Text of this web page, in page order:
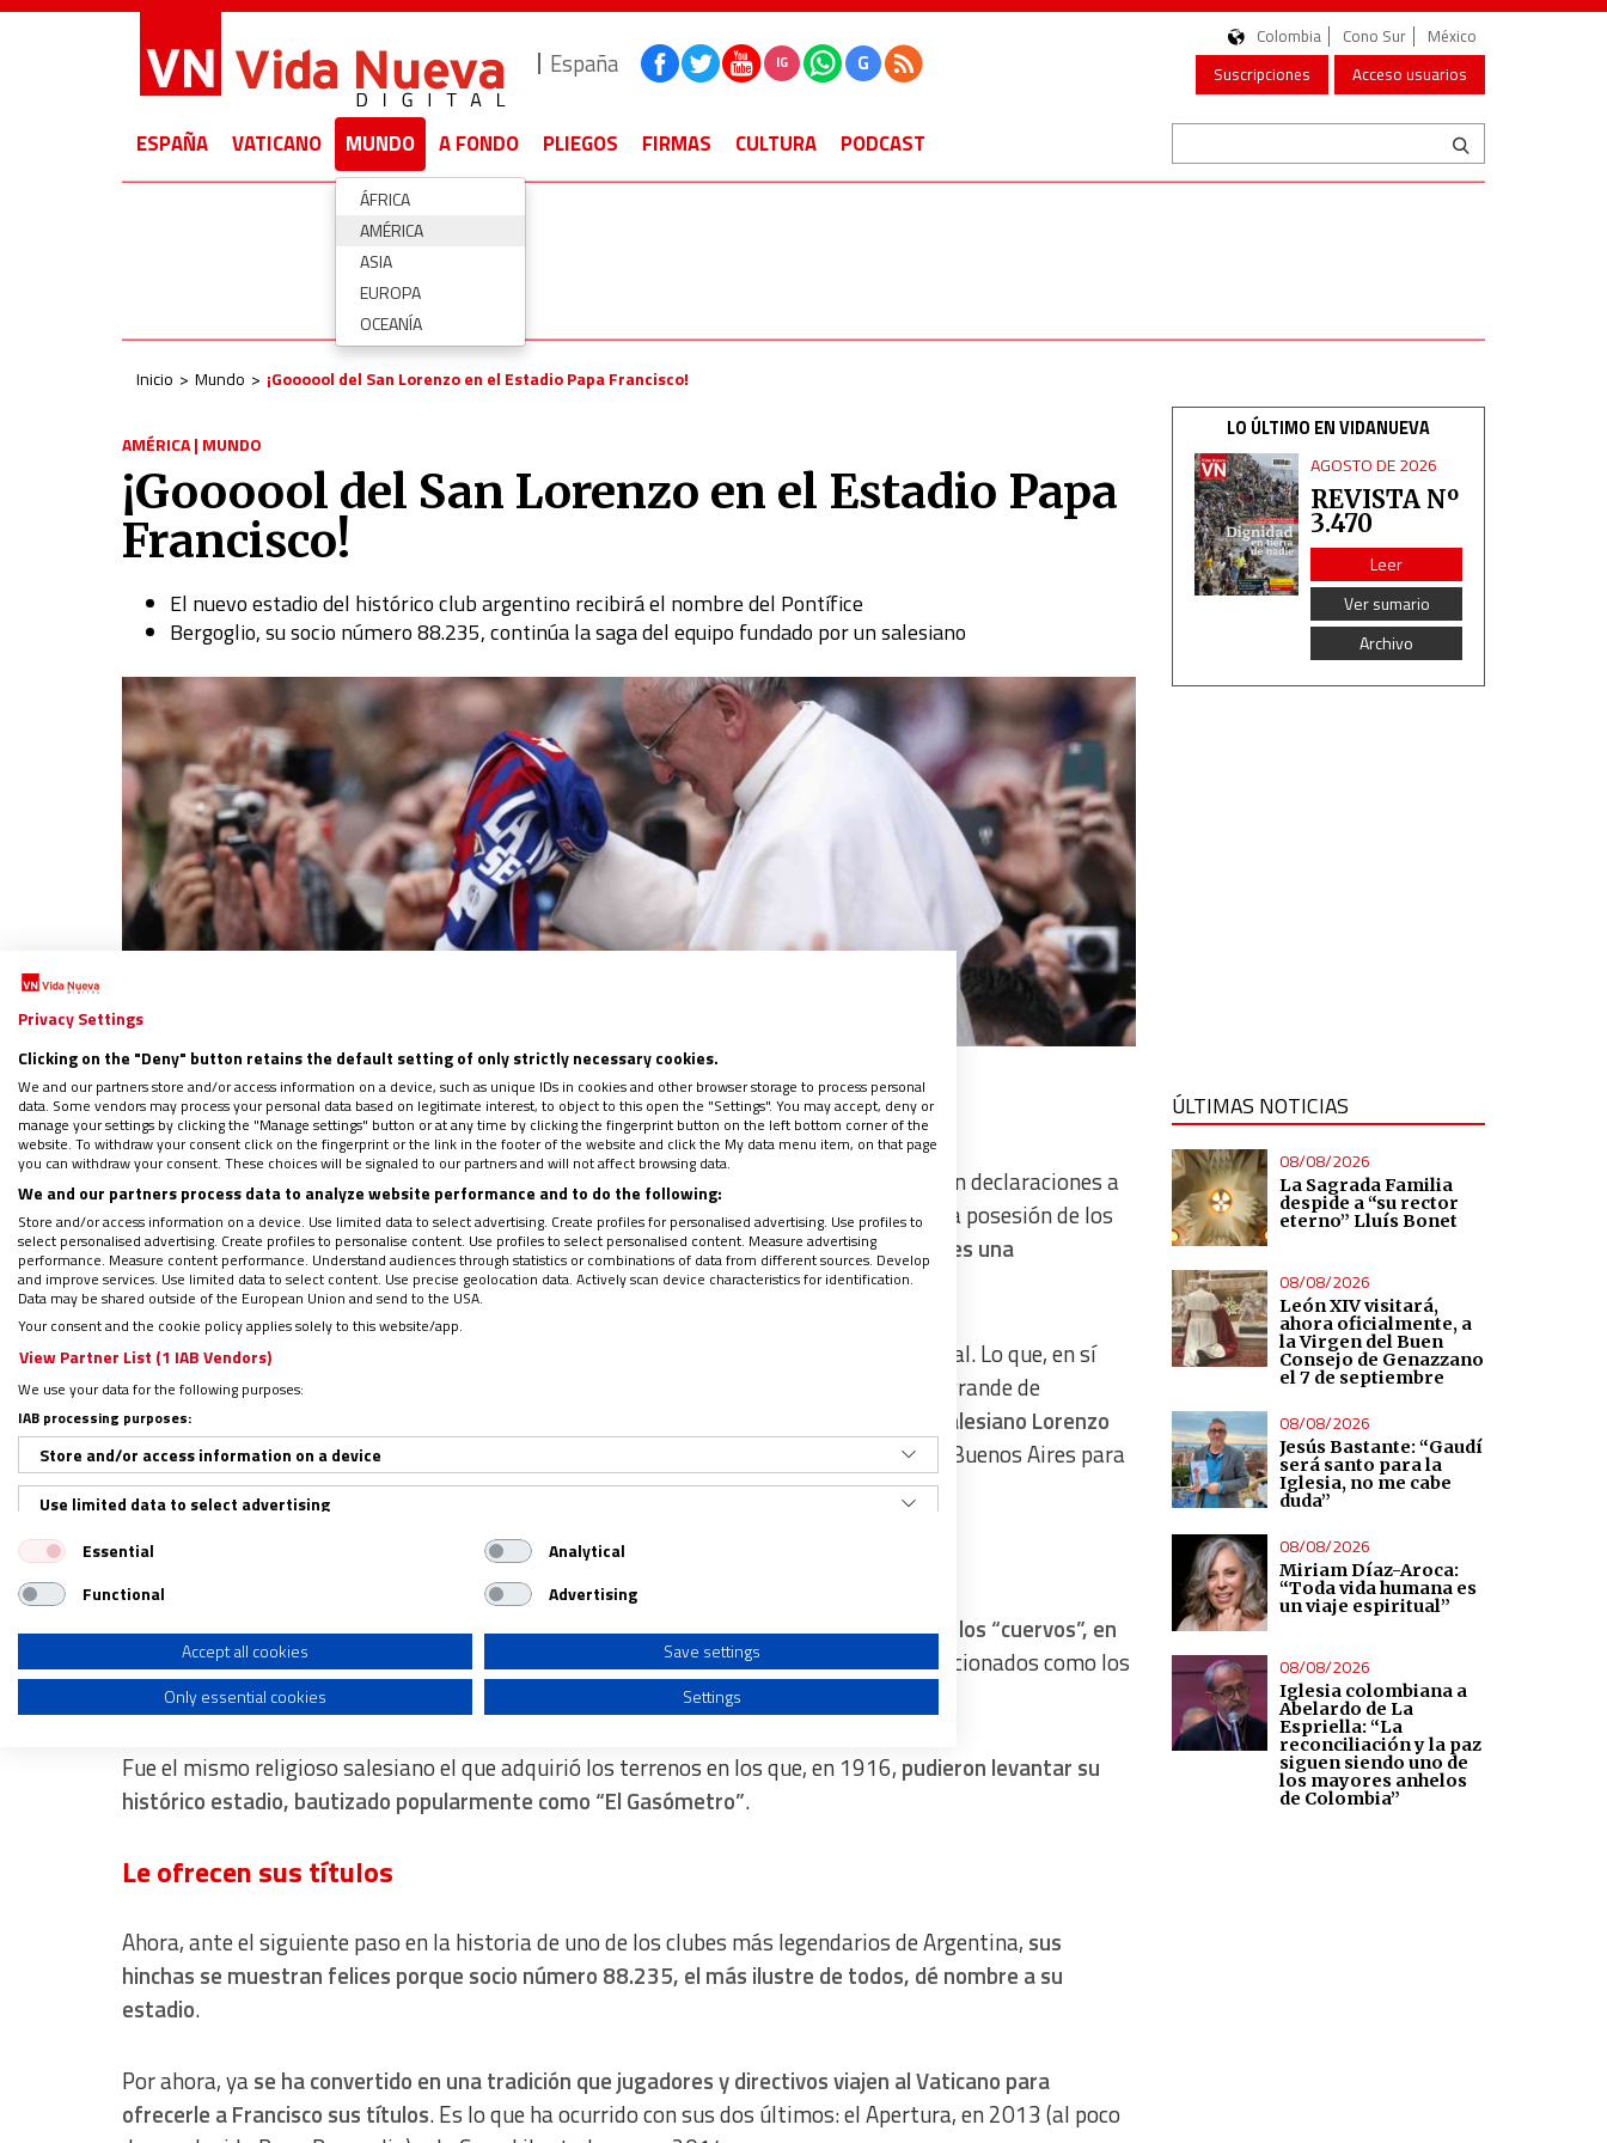
España IG G
Colombia Cono Sur
México
Suscripciones
Acceso usuarios
ESPAÑA VATICANO MUNDO
ÁFRICA
AMÉRICA
ASIA
EUROPA
OCEANÍA
A FONDO PLIEGOS FIRMAS CULTURA PODCAST
Inicio Mundo ¡Goooool del San Lorenzo en el Estadio Papa Francisco!
AMÉRICA| MUNDO
¡Goooool del San Lorenzo en el Estadio Papa
Francisco!
El nuevo estadio del histórico club argentino recibirá el nombre del Pontífice
Bergoglio, su socio número 88.235, continúa la saga del equipo fundado por un salesiano
Síguenos en: IG G
PorMiguel Ángel Malavia|06/06/2019 - 16:59
Lo ha confirmado el propio presidente del San Lorenzo de Almagro, Matías Lammens, en declaraciones a
‘Radio Metro’: “El nuevo estadio se va a llamar Papa Francisco. El 1 de julio tomamos la posesión de los
terrenos. Estamos preparando una fiesta para el 30 de junio a la noche.Sentimos que es una
reivindicación histórica”.
Así, el equipo de los amores de Jorge Mario Bergoglio reconoce a su hincha más universal. Lo que, en sí
mismo, no hace sino ahondar en las raíces cristianas del considerado quinto club más grande de
Argentina.
Una historia que se remonta al mismo origen del equipo, impulsado por el salesiano Lorenzo
Massa, que acogió y coordinó a los imberbes que se aglutinaban en un descampado de Buenos Aires para
pegar sus primeras patadas a un balón.
Cuervos y santos
Desde ese momento, los jugadores del equipo blaugranapasaron a ser conocidos como los “cuervos”, en
referencia a la sotana negra de Massa, siendo también llamados por muchos otros aficionados como los
“santos”.
Fue el mismo religioso salesiano el que adquirió los terrenos en los que, en 1916, pudieron levantar su
histórico estadio, bautizado popularmente como “El Gasómetro”.
Le ofrecen sus títulos
Ahora, ante el siguiente paso en la historia de uno de los clubes más legendarios de Argentina, sus
hinchas se muestran felices porque socio número 88.235, el más ilustre de todos, dé nombre a su
estadio.
Por ahora, yase ha convertido en una tradición que jugadores y directivos viajen al Vaticano para
ofrecerle a Francisco sus títulos. Es lo que ha ocurrido con sus dos últimos: el Apertura, en 2013 (al poco
LO ÚLTIMO EN VIDANUEVA
AGOSTO DE 2026
REVISTA Nº
3.470
Leer
Ver sumario
Archivo
ÚLTIMAS NOTICIAS
08/08/2026
La Sagrada Familia
despide a “su rector
eterno” Lluís Bonet
08/08/2026
León XIV visitará,
ahora oficialmente, a
la Virgen del Buen
Consejo de Genazzano
el 7 de septiembre
08/08/2026
Jesús Bastante: “Gaudí
será santo para la
Iglesia, no me cabe
duda”
08/08/2026
Miriam Díaz-Aroca:
“Toda vida humana es
un viaje espiritual”
08/08/2026
Iglesia colombiana a
Abelardo de La
Espriella: “La
reconciliación y la paz
siguen siendo uno de
los mayores anhelos
de Colombia”
Privacy Settings
Clicking on the "Deny" button retains the default setting of only strictly necessary cookies.
We and our partners store and/or access information on a device, such as unique IDs in cookies and other browser storage to process personal
data. Some vendors may process your personal data based on legitimate interest, to object to this open the "Settings". You may accept, deny or
manage your settings by clicking the "Manage settings" button or at any time by clicking the fingerprint button on the left bottom corner of the
website. To withdraw your consent click on the fingerprint or the link in the footer of the website and click the My data menu item, on that page
you can withdraw your consent. These choices will be signaled to our partners and will not affect browsing data.
We and our partners process data to analyze website performance and to do the following:
Store and/or access information on a device. Use limited data to select advertising. Create profiles for personalised advertising. Use profiles to
select personalised advertising. Create profiles to personalise content. Use profiles to select personalised content. Measure advertising
performance. Measure content performance. Understand audiences through statistics or combinations of data from different sources. Develop
and improve services. Use limited data to select content. Use precise geolocation data. Actively scan device characteristics for identification.
Data may be shared outside of the European Union and send to the USA.
Your consent and the cookie policy applies solely to this website/app.
View Partner List (1 IAB Vendors)
We use your data for the following purposes:
IAB processing purposes:
Store and/or access information on a device
Use limited data to select advertising
Create profiles for personalised advertising
Use profiles to select personalised advertising
Create profiles to personalise content
Use profiles to select personalised content
Measure content performance
Use limited data to select content
IAB Special Features:
Use precise geolocation data
Identify devices based on information actively requested
Non-IAB processing purposes:
Essential
Analytical
Functional
Advertising
Accept all cookies
Save settings
Only essential cookies
Settings